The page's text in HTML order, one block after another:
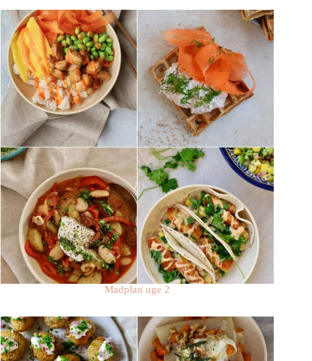
Madplan uge 2